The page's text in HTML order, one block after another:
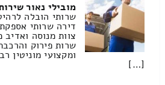
מובילי נאור
שרותי הובלה
דירה שרותי
צוות מנוסה ואדיב
שרות פירוק
ומקצועי מוניטין
[…]